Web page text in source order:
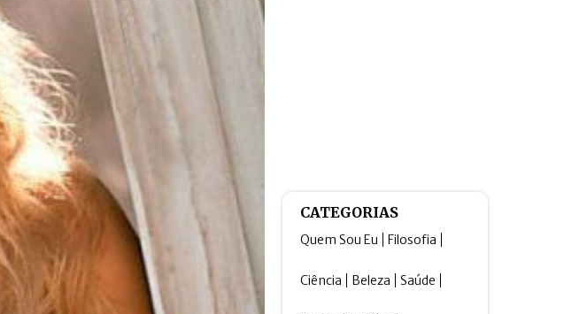
CATEGORIAS
Quem Sou Eu Filosofia
Ciência Beleza Saúde